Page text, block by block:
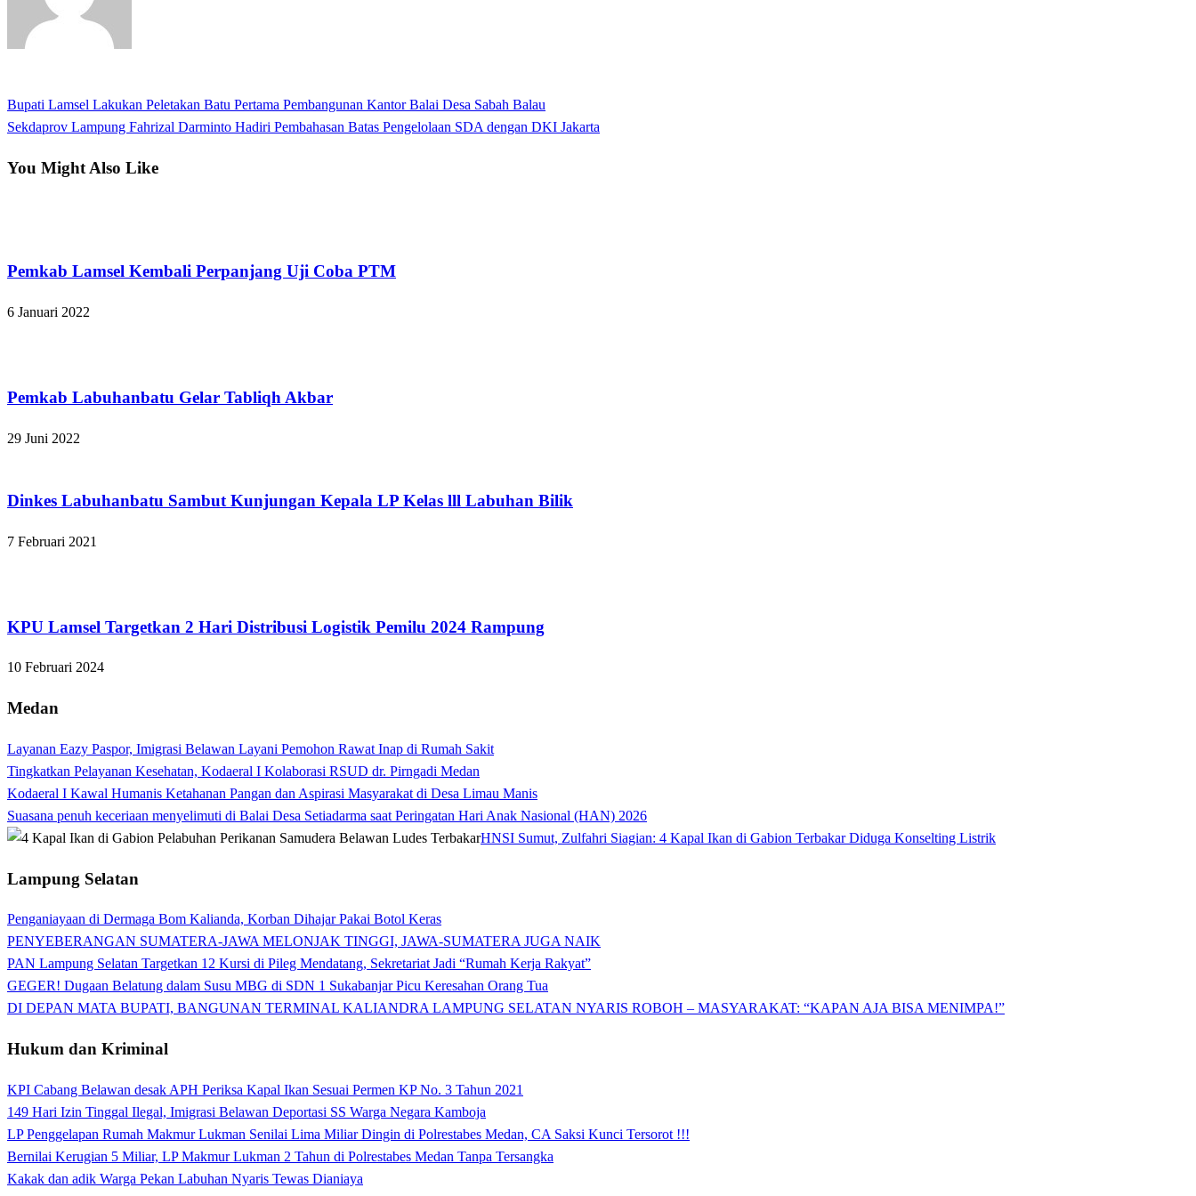
Navigasi
Previous
Post
Bupati Lamsel Lakukan Peletakan Batu Pertama Pembangunan Kantor Balai Desa Sabah Balau
Next
Sekdaprov Lampung Fahrizal Darminto Hadiri Pembahasan Batas Pengelolaan SDA dengan DKI Jakarta
You Might Also Like
Pemkab Lamsel Kembali Perpanjang Uji Coba PTM
6 Januari 2022
Pemkab Labuhanbatu Gelar Tabliqh Akbar
29 Juni 2022
Dinkes Labuhanbatu Sambut Kunjungan Kepala LP Kelas lll Labuhan Bilik
7 Februari 2021
KPU Lamsel Targetkan 2 Hari Distribusi Logistik Pemilu 2024 Rampung
10 Februari 2024
Medan
Layanan Eazy Paspor, Imigrasi Belawan Layani Pemohon Rawat Inap di Rumah Sakit
Tingkatkan Pelayanan Kesehatan, Kodaeral I Kolaborasi RSUD dr. Pirngadi Medan‎
Kodaeral I Kawal Humanis Ketahanan Pangan dan Aspirasi Masyarakat di Desa Limau Manis
Suasana penuh keceriaan menyelimuti di Balai Desa Setiadarma saat Peringatan Hari Anak Nasional (HAN) 2026
HNSI Sumut, Zulfahri Siagian: 4 Kapal Ikan di Gabion Terbakar Diduga Konselting Listrik
Lampung Selatan
Penganiayaan di Dermaga Bom Kalianda, Korban Dihajar Pakai Botol Keras
PENYEBERANGAN SUMATERA-JAWA MELONJAK TINGGI, JAWA-SUMATERA JUGA NAIK
PAN Lampung Selatan Targetkan 12 Kursi di Pileg Mendatang, Sekretariat Jadi “Rumah Kerja Rakyat”
GEGER! Dugaan Belatung dalam Susu MBG di SDN 1 Sukabanjar Picu Keresahan Orang Tua
DI DEPAN MATA BUPATI, BANGUNAN TERMINAL KALIANDRA LAMPUNG SELATAN NYARIS ROBOH – MASYARAKAT: “KAPAN AJA BISA MENIMPA!”
Hukum dan Kriminal
KPI Cabang Belawan desak APH Periksa Kapal Ikan Sesuai Permen KP No. 3 Tahun 2021
149 Hari Izin Tinggal Ilegal, Imigrasi Belawan Deportasi SS Warga Negara Kamboja
LP Penggelapan Rumah Makmur Lukman Senilai Lima Miliar Dingin di Polrestabes Medan, CA Saksi Kunci Tersorot !!!
Bernilai Kerugian 5 Miliar, LP Makmur Lukman 2 Tahun di Polrestabes Medan Tanpa Tersangka
Kakak dan adik Warga Pekan Labuhan Nyaris Tewas Dianiaya